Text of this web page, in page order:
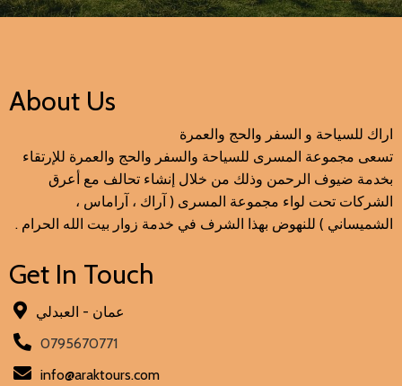
About Us
اراك للسياحة و السفر والحج والعمرة
تسعى مجموعة المسرى للسياحة والسفر والحج والعمرة للإرتقاء
بخدمة ضيوف الرحمن وذلك من خلال إنشاء تحالف مع أعرق
الشركات تحت لواء مجموعة المسرى ( آراك ، آراماس ،
الشميساني ) للنهوض بهذا الشرف في خدمة زوار بيت الله الحرام .
Get In Touch
عمان - العبدلي
0795670771
info@araktours.com